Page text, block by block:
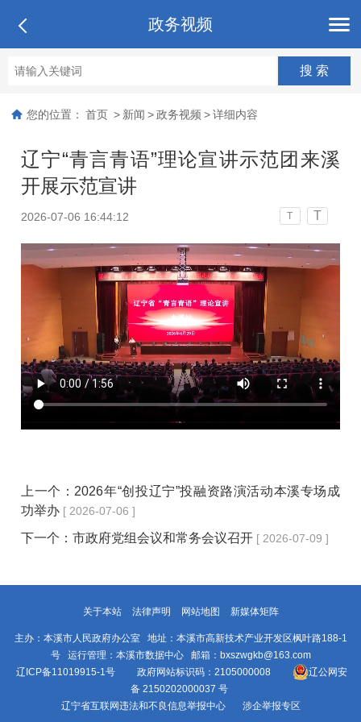
政务视频
您的位置： 首页 > 新闻 > 政务视频 > 详细内容
辽宁“青言青语”理论宣讲示范团来溪
开展示范宣讲
2026-07-06 16:44:12 T T
上一个： 2026年“创投辽宁”投融资路演活动本溪专场成
功举办 [ 2026-07-06 ]
下一个：市政府党组会议和常务会议召开 [ 2026-07-09 ]
关于本站 法律声明 网站地图 新媒体矩阵
主办：本溪市人民政府办公室 地址：本溪市高新技术产业开发区枫叶路188-1
号 运行管理：本溪市数据中心 邮箱：bxszwgkb@163.com
辽ICP备11019915-1号 政府网站标识码：2105000008
辽公网安
备 2150202000037 号
辽宁省互联网违法和不良信息举报中心
涉企举报专区